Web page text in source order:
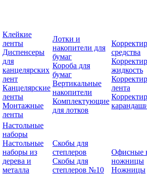
Клейкие
ленты
Диспенсеры
для
канцелярских
лент
Канцелярские
ленты
Монтажные
ленты
Лотки и
накопители для
бумаг
Короба для
бумаг
Вертикальные
накопители
Комплектующие
для лотков
средства
жидкость
лента
Настольные
наборы
Настольные
наборы из
дерева и
металла
Скобы для
степлеров
Скобы для
степлеров №10
Офисные
ножницы
Ножницы